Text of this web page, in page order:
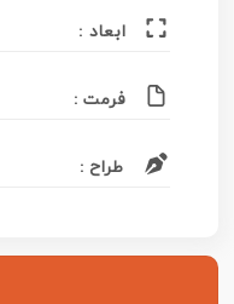
ابعاد :
فرمت :
طراح :